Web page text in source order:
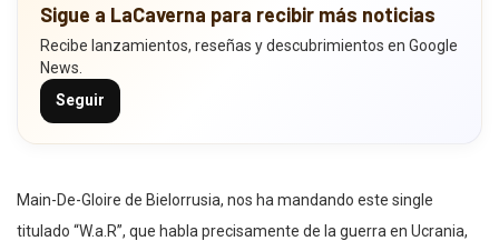
Sigue a LaCaverna para recibir más noticias
Recibe lanzamientos, reseñas y descubrimientos en Google
News.
Seguir
Main-De-Gloire de Bielorrusia, nos ha mandando este single
titulado “W.a.R”, que habla precisamente de la guerra en Ucrania,